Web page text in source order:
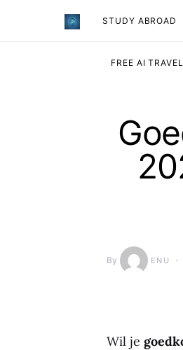
STUDY ABROAD
FREE AI
By ENU
Wil je